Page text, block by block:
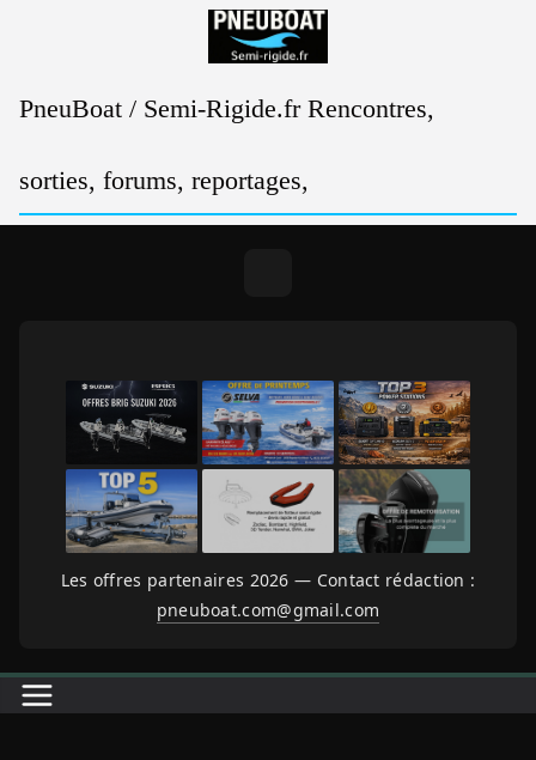
PneuBoat / Semi-Rigide.fr Rencontres,
sorties, forums, reportages,
Les offres partenaires 2026 — Contact rédaction :
pneuboat.com@gmail.com